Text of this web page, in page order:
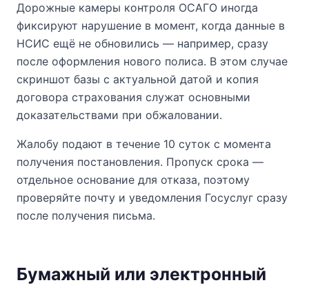
Дорожные камеры контроля ОСАГО иногда
фиксируют нарушение в момент, когда данные в
НСИС ещё не обновились — например, сразу
после оформления нового полиса. В этом случае
скриншот базы с актуальной датой и копия
договора страхования служат основными
доказательствами при обжаловании.
Жалобу подают в течение 10 суток с момента
получения постановления. Пропуск срока —
отдельное основание для отказа, поэтому
проверяйте почту и уведомления Госуслуг сразу
после получения письма.
Бумажный или электронный